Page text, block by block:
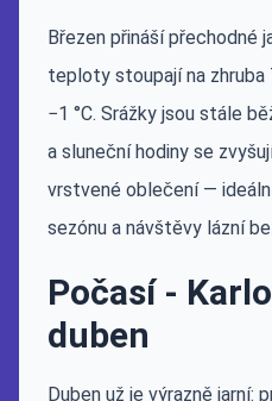
Březen přináší přechodné
teploty stoupají na zhruba
−1 °C. Srážky jsou stále
a sluneční hodiny se
vrstvené oblečení —
sezónu a návštěvy lázní
Počasí -
duben
Duben už je výrazně jarní: